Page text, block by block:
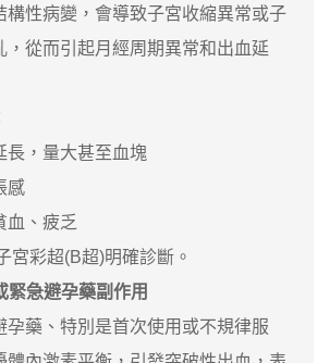
性病變，會導致子宮收縮異常或子
，從而引起月經周期異常和出血延
，量大甚至血塊
感
、疲乏
彩超(B超)明確診斷。
緊急避孕藥副作用
藥、特別是首次使用或不規律服